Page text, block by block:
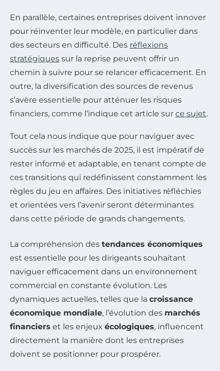
En parallèle, certaines entreprises doivent innover
pour réinventer leur modèle, en particulier dans
des secteurs en difficulté. Des réflexions
stratégiques sur la reprise peuvent offrir un
chemin à suivre pour se relancer efficacement. En
outre, la diversification des sources de revenus
s’avère essentielle pour atténuer les risques
financiers, comme l’indique cet article sur ce sujet.
Tout cela nous indique que pour naviguer avec
succès sur les marchés de 2025, il est impératif de
rester informé et adaptable, en tenant compte de
ces transitions qui redéfinissent constamment les
règles du jeu en affaires. Des initiatives réfléchies
et orientées vers l’avenir seront déterminantes
dans cette période de grands changements.
La compréhension des tendances économiques
est essentielle pour les dirigeants souhaitant
naviguer efficacement dans un environnement
commercial en constante évolution. Les
dynamiques actuelles, telles que la croissance
économique mondiale, l’évolution des marchés
financiers et les enjeux écologiques, influencent
directement la manière dont les entreprises
doivent se positionner pour prospérer.